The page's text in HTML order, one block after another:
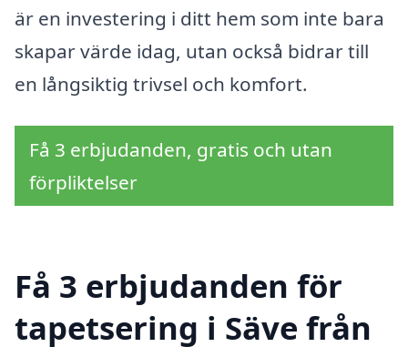
är en investering i ditt hem som inte bara
skapar värde idag, utan också bidrar till
en långsiktig trivsel och komfort.
Få 3 erbjudanden, gratis och utan
förpliktelser
Få 3 erbjudanden för
tapetsering i Säve från